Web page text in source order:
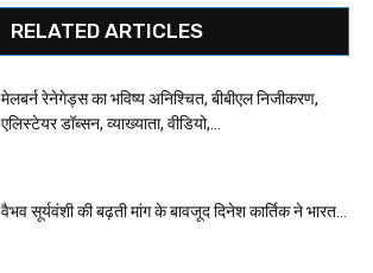
RELATED ARTICLES
मेलबर्न रेनेगेड्स का भविष्य अनिश्चित, बीबीएल निजीकरण,
एलिस्टेयर डॉब्सन, व्याख्याता, वीडियो,...
वैभव सूर्यवंशी की बढ़ती मांग के बावजूद दिनेश कार्तिक ने भारत...